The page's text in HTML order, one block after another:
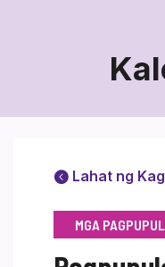
Lahat ng
MGA